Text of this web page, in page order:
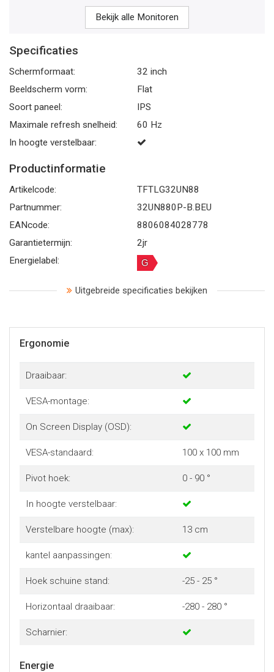
Bekijk alle Monitoren
Specificaties
Schermformaat:
32 inch
Beeldscherm vorm:
Flat
Soort paneel:
IPS
Maximale refresh snelheid:
60 Hz
In hoogte verstelbaar:
Productinformatie
Artikelcode:
TFTLG32UN88
Partnummer:
32UN880P-B.BEU
EANcode:
8806084028778
Garantietermijn:
2jr
Energielabel:
G
Uitgebreide specificaties bekijken
Ergonomie
Draaibaar:
VESA-montage:
On Screen Display (OSD):
VESA-standaard: 100 x 100 mm
Pivot hoek: 0 - 90 °
In hoogte verstelbaar:
Verstelbare hoogte (max): 13 cm
kantel aanpassingen:
Hoek schuine stand: -25 - 25 °
Horizontaal draaibaar: -280 - 280 °
Scharnier:
Energie